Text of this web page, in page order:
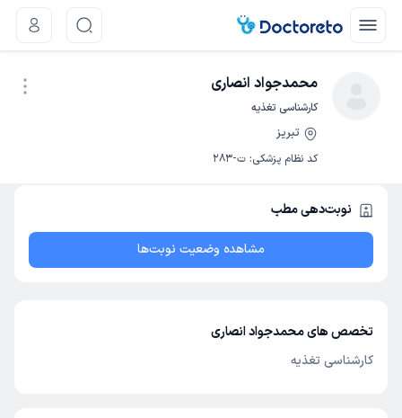
محمدجواد انصاری
کارشناسی تغذیه
تبریز
کد نظام پزشکی: ت-283
نوبت‌دهی مطب
مشاهده وضعیت نوبت‌ها
تخصص های محمدجواد انصاری
کارشناسی تغذیه